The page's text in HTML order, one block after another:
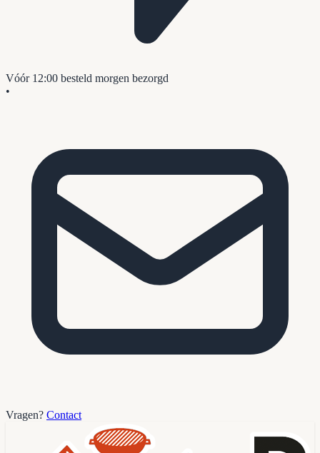
Vóór 12:00 besteld morgen bezorgd
•
Vragen? Contact